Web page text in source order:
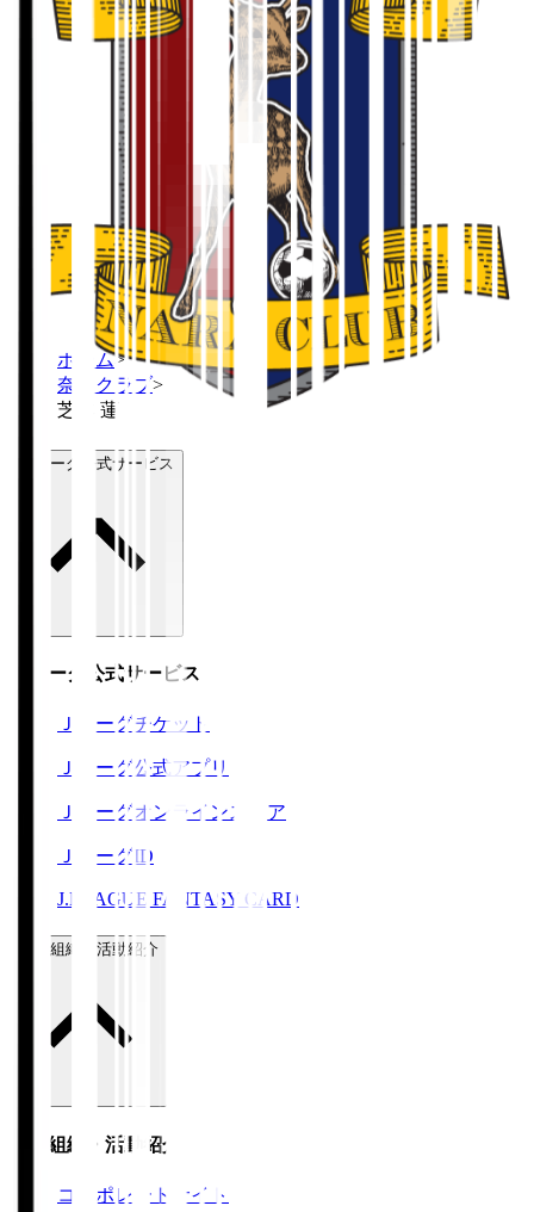
ホーム>
奈良クラブ>
芝本 蓮
Ｊリーグ公式サービス
Ｊリーグ公式サービス
Ｊリーグチケット
Ｊリーグ公式アプリ
Ｊリーグオンラインストア
ＪリーグID
J.LEAGUE FANTASY CARD
運営組織・活動紹介
運営組織・活動紹介
コーポレートサイト